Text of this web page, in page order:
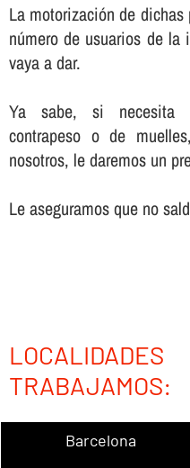
La motorización de
número de usuarios de
vaya a dar.
Ya sabe, si necesita
contrapeso o de
nosotros, le daremos un
Le aseguramos que no
TRABAJAMOS:
Barcelona